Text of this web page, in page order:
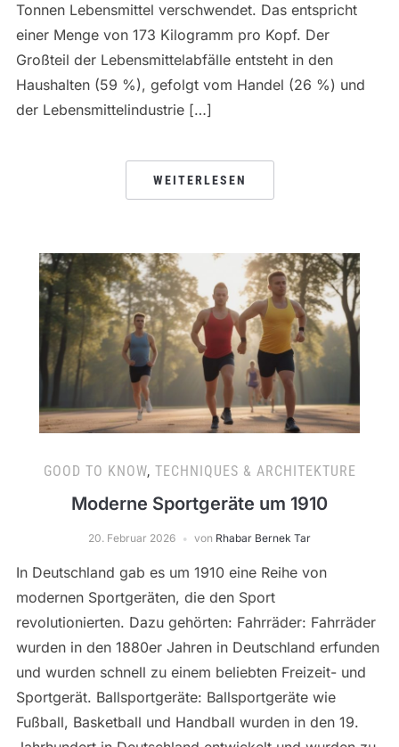
Tonnen Lebensmittel verschwendet. Das entspricht
einer Menge von 173 Kilogramm pro Kopf. Der
Großteil der Lebensmittelabfälle entsteht in den
Haushalten (59 %), gefolgt vom Handel (26 %) und
der Lebensmittelindustrie […]
WEITERLESEN
GOOD TO KNOW, TECHNIQUES & ARCHITEKTURE
Moderne Sportgeräte um 1910
20. Februar 2026 von Rhabar Bernek Tar
In Deutschland gab es um 1910 eine Reihe von
modernen Sportgeräten, die den Sport
revolutionierten. Dazu gehörten: Fahrräder: Fahrräder
wurden in den 1880er Jahren in Deutschland erfunden
und wurden schnell zu einem beliebten Freizeit- und
Sportgerät. Ballsportgeräte: Ballsportgeräte wie
Fußball, Basketball und Handball wurden in den 19.